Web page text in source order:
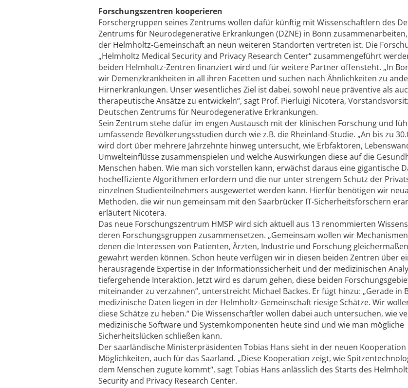
Forschungszentren kooperieren
Forschergruppen seines Zentrums wollen dafür künftig mit Wissenschaftlern des
Zentrums für Neurodegenerative Erkrankungen (DZNE) in Bonn
der Helmholtz-Gemeinschaft an neun weiteren Standorten vertreten ist. Die
„Helmholtz Medical Security and Privacy Research Center“ zusammengeführt
beiden Helmholtz-Zentren finanziert wird und für weitere Partner offensteht. „In
wir Demenzkrankheiten in all ihren Facetten und suchen nach Ähnlichkeiten zu
Hirnerkrankungen. Unser wesentliches Ziel ist dabei, sowohl neue präventive als
therapeutische Ansätze zu entwickeln“, sagt Prof. Pierluigi Nicotera,
Deutschen Zentrums für Neurodegenerative Erkrankungen.
Sein Zentrum stehe dafür im engen Austausch mit der klinischen Forschung und
umfassende Bevölkerungsstudien durch wie z.B. die Rheinland-Studie. „An bis zu
wird dort über mehrere Jahrzehnte hinweg untersucht, wie Erbfaktoren,
Umwelteinflüsse zusammenspielen und welche Auswirkungen diese auf die
Menschen haben. Wie man sich vorstellen kann, erwächst daraus eine gigantische
hocheffiziente Algorithmen erfordern und die nur unter strengem Schutz der
einzelnen Studienteilnehmers ausgewertet werden kann. Hierfür benötigen wir
Methoden, die wir nun gemeinsam mit den Saarbrücker IT-Sicherheitsforschern
erläutert Nicotera.
Das neue Forschungszentrum HMSP wird sich aktuell aus 13 renommierten
deren Forschungsgruppen zusammensetzen. „Gemeinsam wollen wir
denen die Interessen von Patienten, Ärzten, Industrie und Forschung
gewahrt werden können. Schon heute verfügen wir in diesen beiden Zentren über
herausragende Expertise in der Informationssicherheit und der medizinischen
tiefergehende Interaktion. Jetzt wird es darum gehen, diese beiden
miteinander zu verzahnen“, unterstreicht Michael Backes. Er fügt hinzu: „Gerade in
medizinische Daten liegen in der Helmholtz-Gemeinschaft riesige Schätze. Wir
diese Schätze zu heben.“ Die Wissenschaftler wollen dabei auch untersuchen, wie
medizinische Software und Systemkomponenten heute sind und wie man mögliche
Sicherheitslücken schließen kann.
Der saarländische Ministerpräsidenten Tobias Hans sieht in der neuen
Möglichkeiten, auch für das Saarland. „Diese Kooperation zeigt, wie
dem Menschen zugute kommt“, sagt Tobias Hans anlässlich des Starts des
Security and Privacy Research Center.